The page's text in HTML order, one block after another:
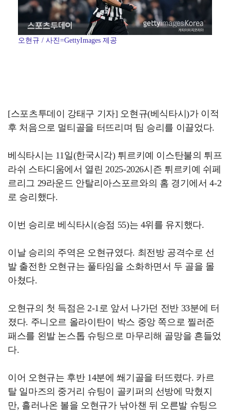
오현규 / 사진=GettyImages 제공
[스포츠투데이 강태구 기자] 오현규(베식타시)가 이적
후 처음으로 멀티골을 터뜨리며 팀 승리를 이끌었다.
베식타시는 11일(한국시각) 튀르키예 이스탄불의 튀프
라쉬 스타디움에서 열린 2025-2026시즌 튀르키예 쉬페
르리그 29라운드 안탈리아스포르와의 홈 경기에서 4-2
로 승리했다.
이번 승리로 베식타시(승점 55)는 4위를 유지했다.
이날 승리의 주역은 오현규였다. 최전방 공격수로 선
발 출전한 오현규는 풀타임을 소화하면서 두 골을 몰
아쳤다.
오현규의 첫 득점은 2-1로 앞서 나가던 전반 33분에 터
졌다. 주니오르 올라이탄이 박스 중앙 쪽으로 찔러준
패스를 왼발 논스톱 슈팅으로 마무리해 골망을 흔들었
다.
이어 오현규는 후반 14분에 쐐기골을 터뜨렸다. 카르
탈 일마즈의 중거리 슈팅이 골키퍼의 선방에 막혔지
만, 흘러나온 볼을 오현규가 낚아챈 뒤 오른발 슈팅으